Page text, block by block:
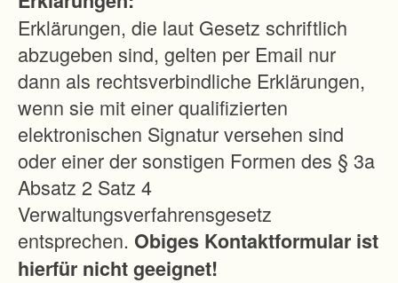
Erklärungen, die laut Gesetz schriftlich
abzugeben sind, gelten per Email nur
dann als rechtsverbindliche Erklärungen,
wenn sie mit einer qualifizierten
elektronischen Signatur versehen sind
oder einer der sonstigen Formen des § 3a
Absatz 2 Satz 4
Verwaltungsverfahrensgesetz
entsprechen. Obiges Kontaktformular ist
hierfür nicht geeignet!